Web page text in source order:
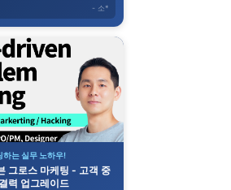
중에 이 강의를 듣게 되었고,
바로 해결되었다."
- 소*
하는 실무 노하우!
그로스 마케팅 - 고객 중
력 업그레이드